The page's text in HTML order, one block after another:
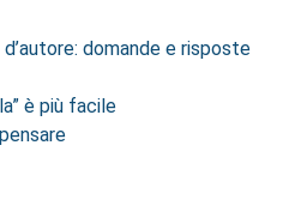
domande e risposte
è più facile